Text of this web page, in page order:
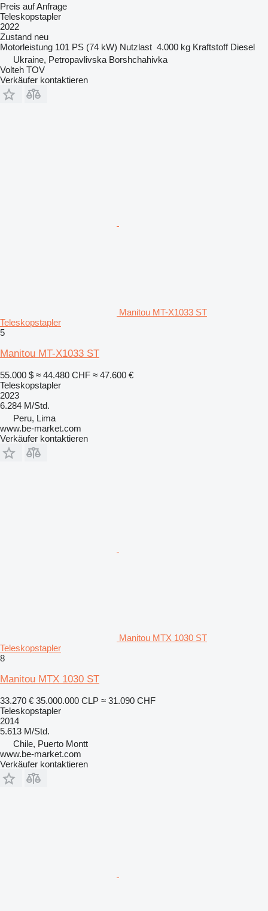
Preis auf Anfrage
Teleskopstapler
2022
Zustand neu
Motorleistung 101 PS (74 kW) Nutzlast 4.000 kg Kraftstoff Diesel
Ukraine, Petropavlivska Borshchahivka
Volteh TOV
Verkäufer kontaktieren
Manitou MT-X1033 ST
Teleskopstapler
5
Manitou MT-X1033 ST
55.000 $ ≈ 44.480 CHF ≈ 47.600 €
Teleskopstapler
2023
6.284 M/Std.
Peru, Lima
www.be-market.com
Verkäufer kontaktieren
Manitou MTX 1030 ST
Teleskopstapler
8
Manitou MTX 1030 ST
33.270 € 35.000.000 CLP ≈ 31.090 CHF
Teleskopstapler
2014
5.613 M/Std.
Chile, Puerto Montt
www.be-market.com
Verkäufer kontaktieren